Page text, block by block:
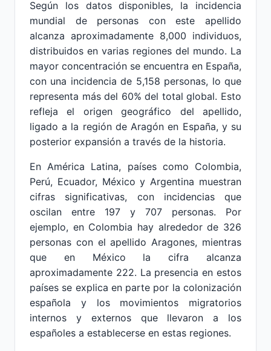
Según los datos disponibles, la incidencia
mundial de personas con este apellido
alcanza aproximadamente 8,000 individuos,
distribuidos en varias regiones del mundo. La
mayor concentración se encuentra en España,
con una incidencia de 5,158 personas, lo que
representa más del 60% del total global. Esto
refleja el origen geográfico del apellido,
ligado a la región de Aragón en España, y su
posterior expansión a través de la historia.
En América Latina, países como Colombia,
Perú, Ecuador, México y Argentina muestran
cifras significativas, con incidencias que
oscilan entre 197 y 707 personas. Por
ejemplo, en Colombia hay alrededor de 326
personas con el apellido Aragones, mientras
que en México la cifra alcanza
aproximadamente 222. La presencia en estos
países se explica en parte por la colonización
española y los movimientos migratorios
internos y externos que llevaron a los
españoles a establecerse en estas regiones.